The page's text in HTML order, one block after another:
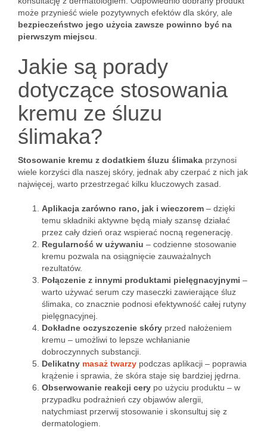
może przynieść wiele pozytywnych efektów dla skóry, ale
bezpieczeństwo jego użycia zawsze powinno być na
pierwszym miejscu
Jakie są porady
dotyczące stosowania
kremu ze śluzu
ślimaka?
Stosowanie kremu z dodatkiem śluzu ślimaka przynosi
wiele korzyści dla naszej skóry, jednak aby czerpać z nich jak
najwięcej, warto przestrzegać kilku kluczowych zasad.
Aplikacja zarówno rano, jak i wieczorem – dzięki
temu składniki aktywne będą miały szansę działać
przez cały dzień oraz wspierać nocną regenerację.
Regularność w używaniu – codzienne stosowanie
kremu pozwala na osiągnięcie zauważalnych
rezultatów.
Połączenie z innymi produktami pielęgnacyjnymi –
warto używać serum czy maseczki zawierające śluz
ślimaka, co znacznie podnosi efektywność całej rutyny
pielęgnacyjnej.
Dokładne oczyszczenie skóry przed nałożeniem
kremu – umożliwi to lepsze wchłanianie
dobroczynnych substancji.
Delikatny masaż twarzy podczas aplikacji – poprawia
krążenie i sprawia, że skóra staje się bardziej jędrna.
Obserwowanie reakcji cery po użyciu produktu – w
przypadku podrażnień czy objawów alergii,
natychmiast przerwij stosowanie i skonsultuj się z
dermatologiem.